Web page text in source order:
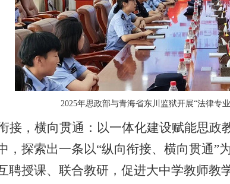
2025年思政部与青海省东川监狱开展“法律专
接，横向贯通：以一体化建设赋能思
，探索出一条以“纵向衔接、横向贯通”
聘授课、联合教研，促进大中学教师